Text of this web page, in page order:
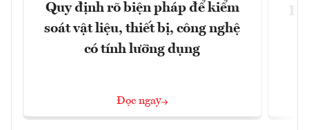
Quy định rõ biện pháp để kiểm
soát vật liệu, thiết bị, công nghệ
có tính lưỡng dụng
Đọc ngay